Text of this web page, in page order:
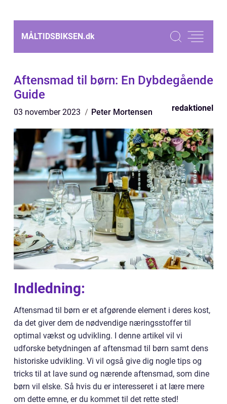
MÅLTIDSBIKSEN.dk
Aftensmad til børn: En Dybdegående
Guide
03 november 2023 Peter Mortensen redaktionel
Indledning:
Aftensmad til børn er et afgørende element i deres kost,
da det giver dem de nødvendige næringsstoffer til
optimal vækst og udvikling. I denne artikel vil vi
udforske betydningen af aftensmad til børn samt dens
historiske udvikling. Vi vil også give dig nogle tips og
tricks til at lave sund og nærende aftensmad, som dine
børn vil elske. Så hvis du er interesseret i at lære mere
om dette emne, er du kommet til det rette sted!